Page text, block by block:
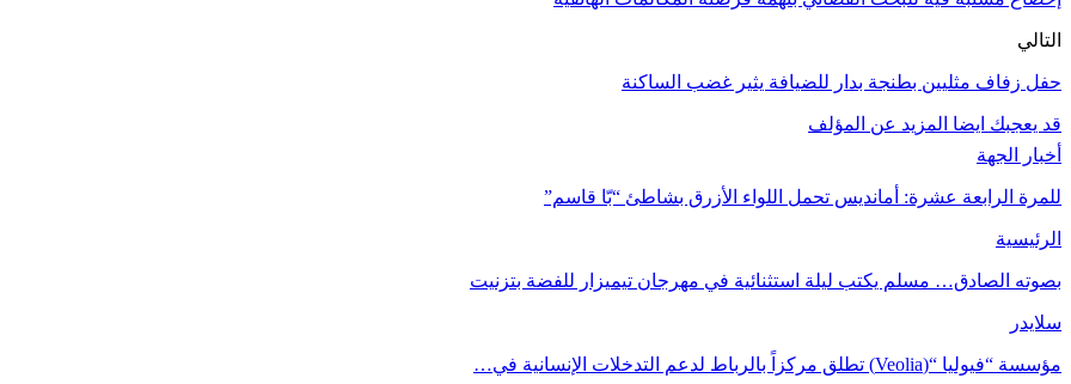
التالي
حفل زفاف مثليين بطنجة بدار للضيافة يثير غضب الساكنة
قد يعجبك ايضا المزيد عن المؤلف
أخبار الجهة
للمرة الرابعة عشرة: أمانديس تحمل اللواء الأزرق بشاطئ “بّا قاسم”
الرئيسية
بصوته الصادق… مسلم يكتب ليلة استثنائية في مهرجان تيميزار للفضة بتزنيت
سلايدر
مؤسسة “فيوليا “(Veolia) تطلق مركزاً بالرباط لدعم التدخلات الإنسانية في…